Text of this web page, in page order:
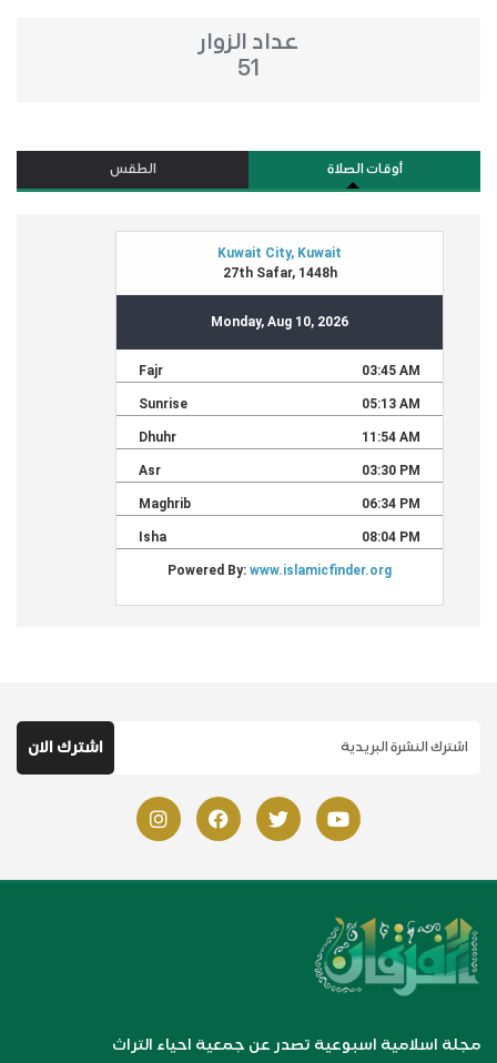
عداد الزوار
51
أوقات الصلاة الطقس
مجلة اسلامية اسبوعية تصدر عن جمعية احياء التراث